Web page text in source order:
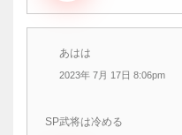
あはは
2023年 7月 17日 8:06pm
SP武将は冷める